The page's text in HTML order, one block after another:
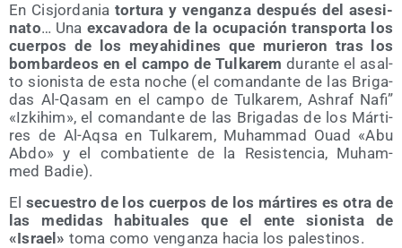
En Cis­jor­da­niator­tu­ra y ven­gan­za des­pués del ase­si­
na­to… Una exca­va­do­ra de la ocu­pa­ción trans­por­ta los
cuer­pos de los meyahi­di­nes que murie­ron tras los
bom­bar­deos en el cam­po de Tul­ka­rem duran­te el asal­
to sio­nis­ta de esta noche (el coman­dan­te de las Bri­ga­
das Al-Qasam en el cam­po de Tul­ka­rem, Ash­raf Nafi”
«Izkihim», el coman­dan­te de las Bri­ga­das de los Már­ti­
res de Al-Aqsa en Tul­ka­rem, Muham­mad Ouad «Abu
Abdo» y el com­ba­tien­te de la Resis­ten­cia, Muham­
med Badie).
Elsecues­tro de los cuer­pos de los már­ti­res es otra de
las medi­das habi­tua­les que el ente sio­nis­ta de
«Israel» toma como ven­gan­za hacia los palestinos.